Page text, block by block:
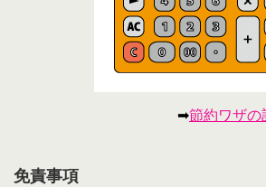
➡節約ワザの
免責事項